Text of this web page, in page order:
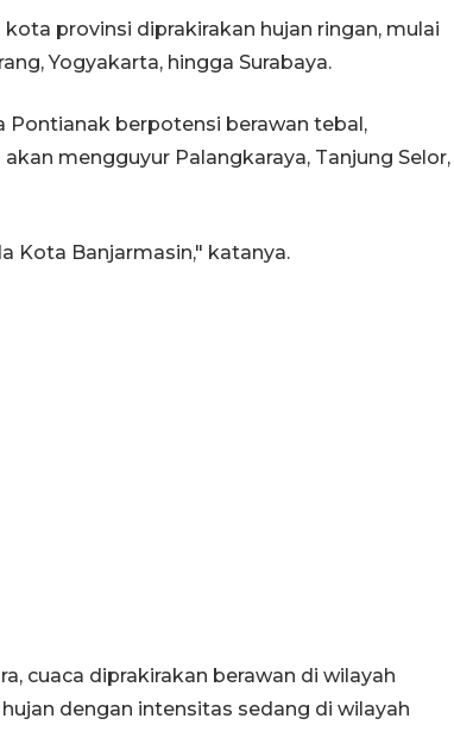
kota provinsi diprakirakan hujan ringan, mulai
Yogyakarta, hingga Surabaya.
Pontianak berpotensi berawan tebal,
mengguyur Palangkaraya, Tanjung Selor,
Kota Banjarmasin," katanya.
cuaca diprakirakan berawan di wilayah
dengan intensitas sedang di wilayah